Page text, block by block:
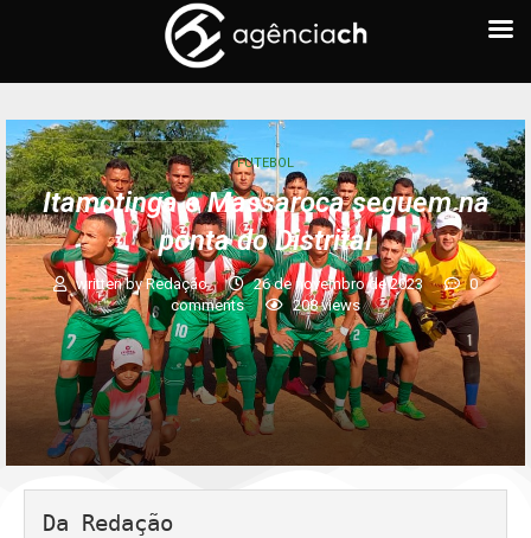
FUTEBOL
Itamotinga e Massaroca seguem na
ponta do Distrital
written byRedação 26 de novembro de 2023
0
comments
208views
Da Redação